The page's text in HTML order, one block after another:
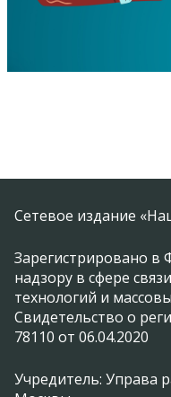
Сетевое издание
Зарегистрировано в
надзору в сфере
технологий и
Свидетельство о
78110 от 06.04.2020
Учредитель: Управа